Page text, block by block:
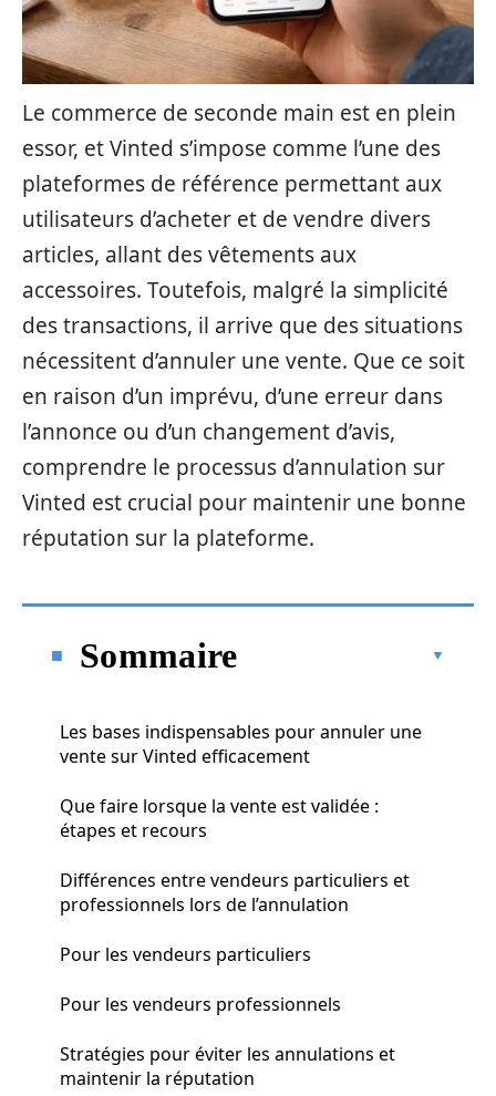
Le commerce de seconde main est en plein
essor, et Vinted s’impose comme l’une des
plateformes de référence permettant aux
utilisateurs d’acheter et de vendre divers
articles, allant des vêtements aux
accessoires. Toutefois, malgré la simplicité
des transactions, il arrive que des situations
nécessitent d’annuler une vente. Que ce soit
en raison d’un imprévu, d’une erreur dans
l’annonce ou d’un changement d’avis,
comprendre le processus d’annulation sur
Vinted est crucial pour maintenir une bonne
réputation sur la plateforme.
Sommaire
Les bases indispensables pour annuler une
vente sur Vinted efficacement
Que faire lorsque la vente est validée :
étapes et recours
Différences entre vendeurs particuliers et
professionnels lors de l’annulation
Pour les vendeurs particuliers
Pour les vendeurs professionnels
Stratégies pour éviter les annulations et
maintenir la réputation